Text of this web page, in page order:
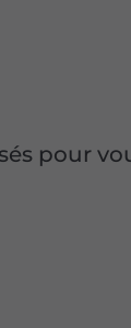
pour